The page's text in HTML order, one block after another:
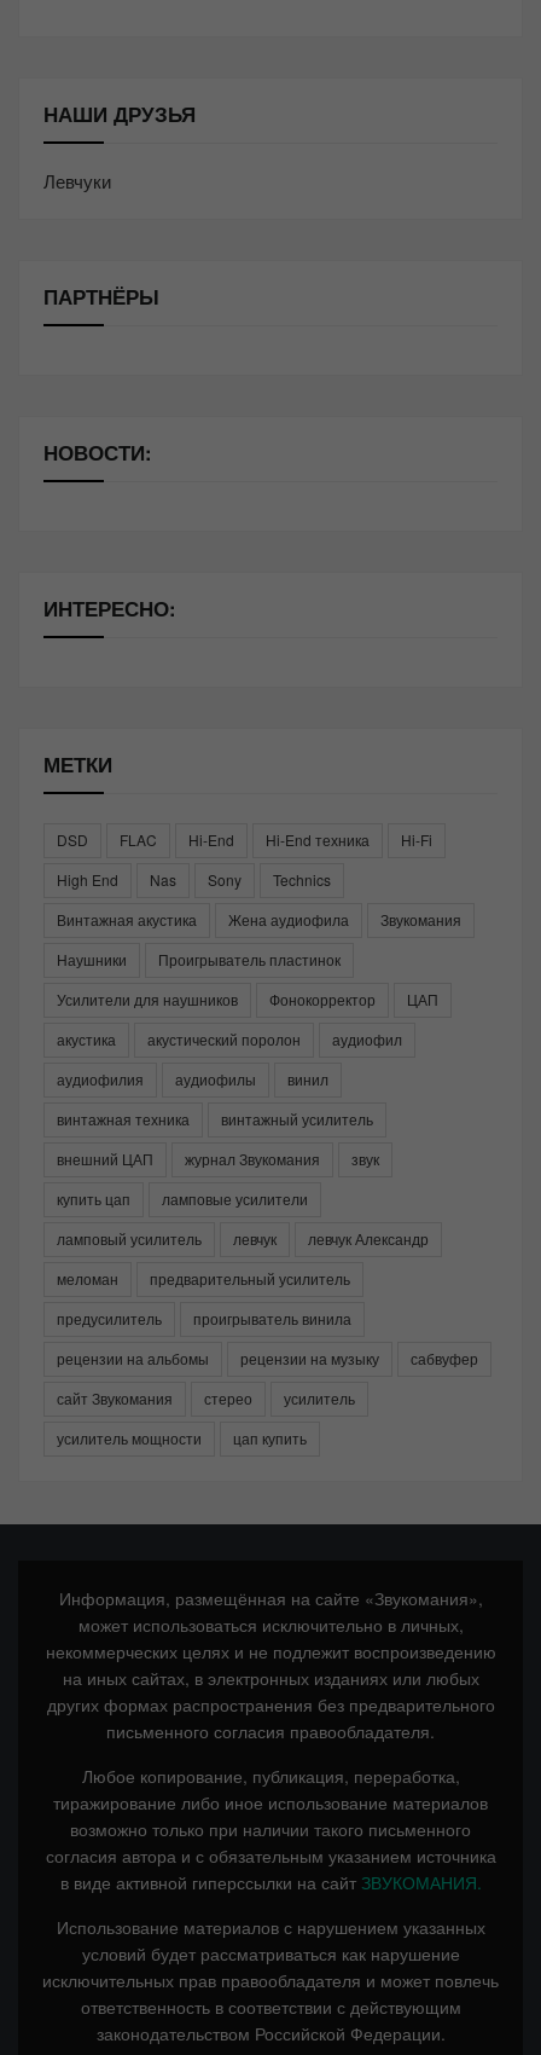
НАШИ ДРУЗЬЯ
Левчуки
ПАРТНЁРЫ
НОВОСТИ:
ИНТЕРЕСНО:
МЕТКИ
DSD FLAC Hi-End Hi-End техника
Hi-Fi
High End
Nas Sony
Technics
Винтажная акустика
Жена аудиофила
Звукомания
Наушники
Проигрыватель пластинок
Усилители для наушников
Фонокорректор
ЦАП
акустика
акустический поролон
аудиофил
аудиофилия
аудиофилы
винил
винтажная техника
винтажный усилитель
внешний ЦАП
журнал Звукомания
звук
купить цап
ламповые усилители
ламповый усилитель
левчук
левчук Александр
меломан
предварительный усилитель
предусилитель
проигрыватель винила
рецензии на альбомы
рецензии на музыку
сабвуфер
сайт Звукомания
стерео
усилитель
усилитель мощности
цап купить
Информация, размещённая на сайте «Звукомания»,
может использоваться исключительно в личных,
некоммерческих целях и не подлежит воспроизведению
на иных сайтах, в электронных изданиях или любых
других формах распространения без предварительного
письменного согласия правообладателя.
Любое копирование, публикация, переработка,
тиражирование либо иное использование материалов
возможно только при наличии такого письменного
согласия автора и с обязательным указанием источника
в виде активной гиперссылки на сайт ЗВУКОМАНИЯ.
Использование материалов с нарушением указанных
условий будет рассматриваться как нарушение
исключительных прав правообладателя и может повлечь
ответственность в соответствии с действующим
законодательством Российской Федерации.